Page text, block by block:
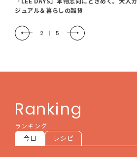
ジュアル＆暮らしの雑貨
2 | 5
Ranking
ランキング
今日 レシピ